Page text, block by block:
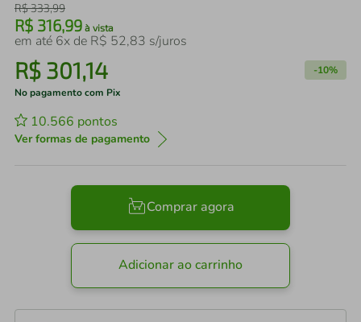
R$333,99
R$ 316,99 à vista
em até 6x de R$ 52,83 s/juros
R$ 301,14 -10%
No pagamento com Pix
10.566 pontos
Ver formas de pagamento
Comprar agora
Adicionar ao carrinho